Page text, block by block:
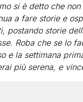
si è detto che
a fare storie e
postando storie
Roba che se lo
e la settimana
più serena, e